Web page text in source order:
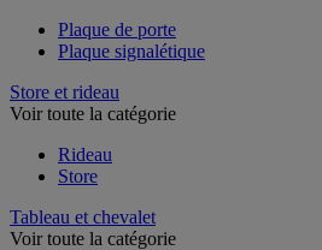
Plaque de porte
Plaque signalétique
Store et rideau
Voir toute la catégorie
Rideau
Store
Tableau et chevalet
Voir toute la catégorie